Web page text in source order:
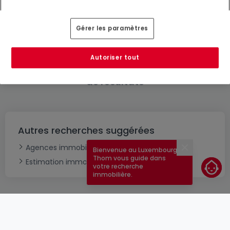
Modifiez vos critères de recherche pour plus
de résultats
Autres recherches suggérées
Agences immobilières à Tarchamps
Estimation immobilière
Bienvenue au Luxembourg !
Thom vous guide dans
votre recherche
immobilière.
Gérer les paramètres
Autoriser tout